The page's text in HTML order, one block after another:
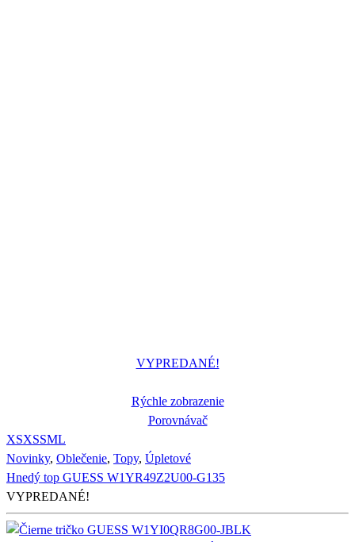
VYPREDANÉ!
Rýchle zobrazenie
Porovnávač
XSXSSML
Novinky, Oblečenie, Topy, Úpletové
Hnedý top GUESS W1YR49Z2U00-G135
VYPREDANÉ!